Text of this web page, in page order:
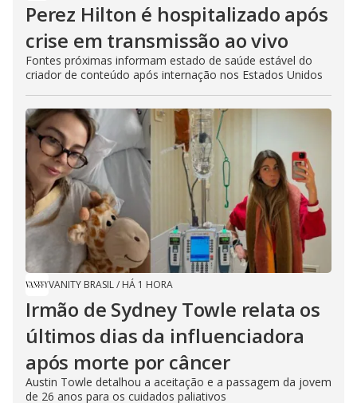
Perez Hilton é hospitalizado após
crise em transmissão ao vivo
Fontes próximas informam estado de saúde estável do
criador de conteúdo após internação nos Estados Unidos
VANITY BRASIL/ HÁ 1 HORA
Irmão de Sydney Towle relata os
últimos dias da influenciadora
após morte por câncer
Austin Towle detalhou a aceitação e a passagem da jovem
de 26 anos para os cuidados paliativos